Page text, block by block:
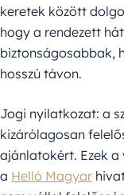
keretek között
hogy a rendezett
biztonságosabbak,
hosszú távon.
Jogi nyilatkozat: a
kizárólagosan
ajánlatokért. Ezek
a Helló Magyar